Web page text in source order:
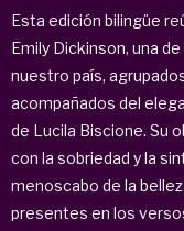
Esta edición bilingüe
Emily Dickinson, una
nuestro país,
acompañados del
de Lucila Biscione. Su
con la sobriedad y la
menoscabo de la
presentes en los